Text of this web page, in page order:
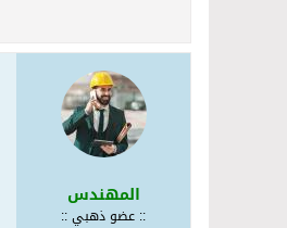
المهندس
:: عضو ذهبي ::